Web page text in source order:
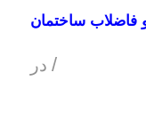
فاضلاب ساختمان
/ در